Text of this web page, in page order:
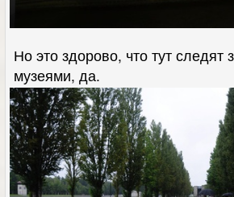
Но это здорово, что тут следят
музеями, да.